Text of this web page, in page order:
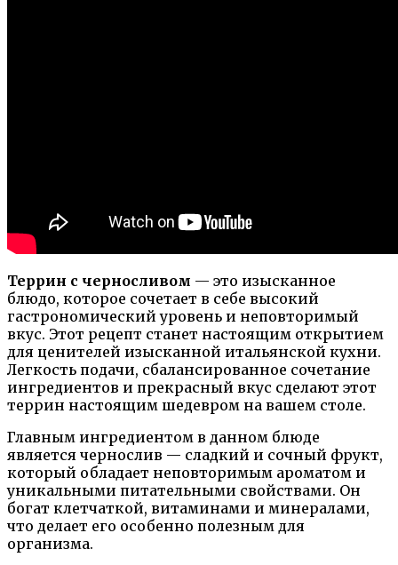
Террин с черносливом — это изысканное
блюдо, которое сочетает в себе высокий
гастрономический уровень и неповторимый
вкус. Этот рецепт станет настоящим открытием
для ценителей изысканной итальянской кухни.
Легкость подачи, сбалансированное сочетание
ингредиентов и прекрасный вкус сделают этот
террин настоящим шедевром на вашем столе.
Главным ингредиентом в данном блюде
является чернослив — сладкий и сочный фрукт,
который обладает неповторимым ароматом и
уникальными питательными свойствами. Он
богат клетчаткой, витаминами и минералами,
что делает его особенно полезным для
организма.